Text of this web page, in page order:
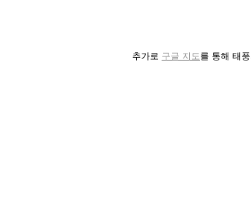
추가로 구글 지도를 통해 태